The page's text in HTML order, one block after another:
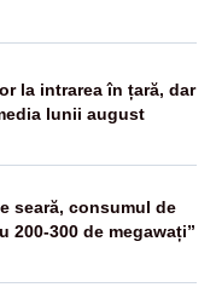
la intrarea în țară, dar
lunii august
seară, consumul de
200-300 de megawați”